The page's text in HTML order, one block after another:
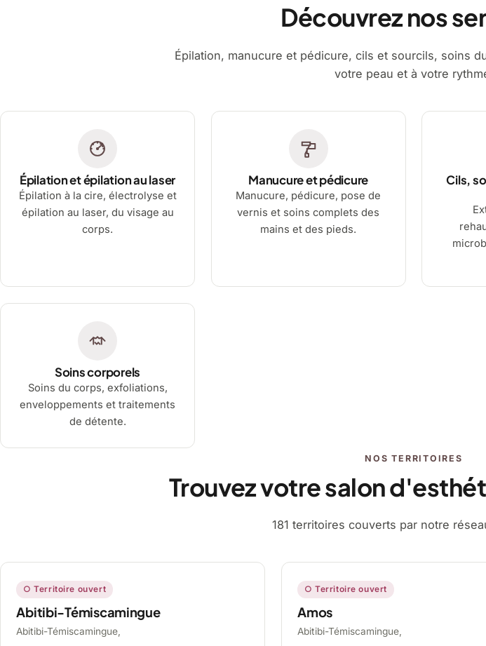
Découvrez nos
Épilation, manucure et pédicure, cils et sourcils, soins
votre peau et à votre
Épilation et épilation au laser
Épilation à la cire, électrolyse et
épilation au laser, du visage au
corps.
Manucure et pédicure
Manucure, pédicure, pose de
vernis et soins complets des
mains et des pieds.
Cils,
Soins corporels
Soins du corps, exfoliations,
enveloppements et traitements
de détente.
NOS TERRITOIRES
Trouvez votre salon
181 territoires couverts par notre
○ Territoire ouvert
Abitibi-Témiscamingue
Abitibi-Témiscamingue,
○ Territoire ouvert
Amos
Abitibi-Témiscamingue,